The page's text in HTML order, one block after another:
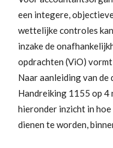
een integere,
wettelijke controles
inzake de
opdrachten (ViO)
Naar aanleiding van
Handreiking 1155 op 4
hieronder inzicht in
dienen te worden,